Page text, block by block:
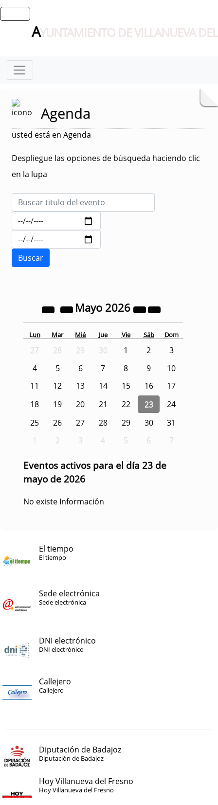
AYUNTAMIENTO DE VILLANUEVA
Agenda
usted está en Agenda
Despliegue las opciones de búsqueda haciendo clic
en la lupa
Mayo 2026
Lun Mar Mié Jue Vie Sáb Dom
27 28 29 30 1 2
3
4
5 6 7 8 9
10
11
12 13 14 15 16
17
18
19 20 21 22 23
24
25
26 27 28 29 30
31
1
2 3 4 5 6 7
Eventos activos para el día 23 de
mayo de 2026
No existe Información
El tiempo
El tiempo
Sede electrónica
Sede electrónica
DNI electrónico
DNI electrónico
Callejero
Callejero
Diputación de Badajoz
Diputación de Badajoz
Hoy Villanueva del Fresno
Hoy Villanueva del Fresno